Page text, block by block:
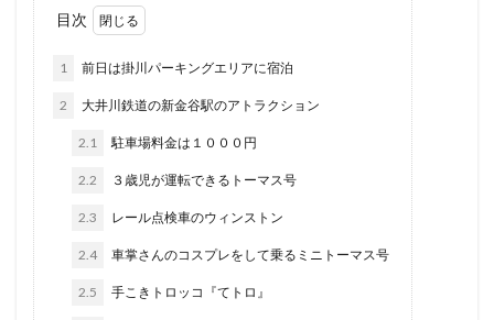
目次
1 前日は掛川パーキングエリアに宿泊
2 大井川鉄道の新金谷駅のアトラクション
2.1 駐車場料金は１０００円
2.2 ３歳児が運転できるトーマス号
2.3 レール点検車のウィンストン
2.4 車掌さんのコスプレをして乗るミニトーマス号
2.5 手こきトロッコ『てトロ』